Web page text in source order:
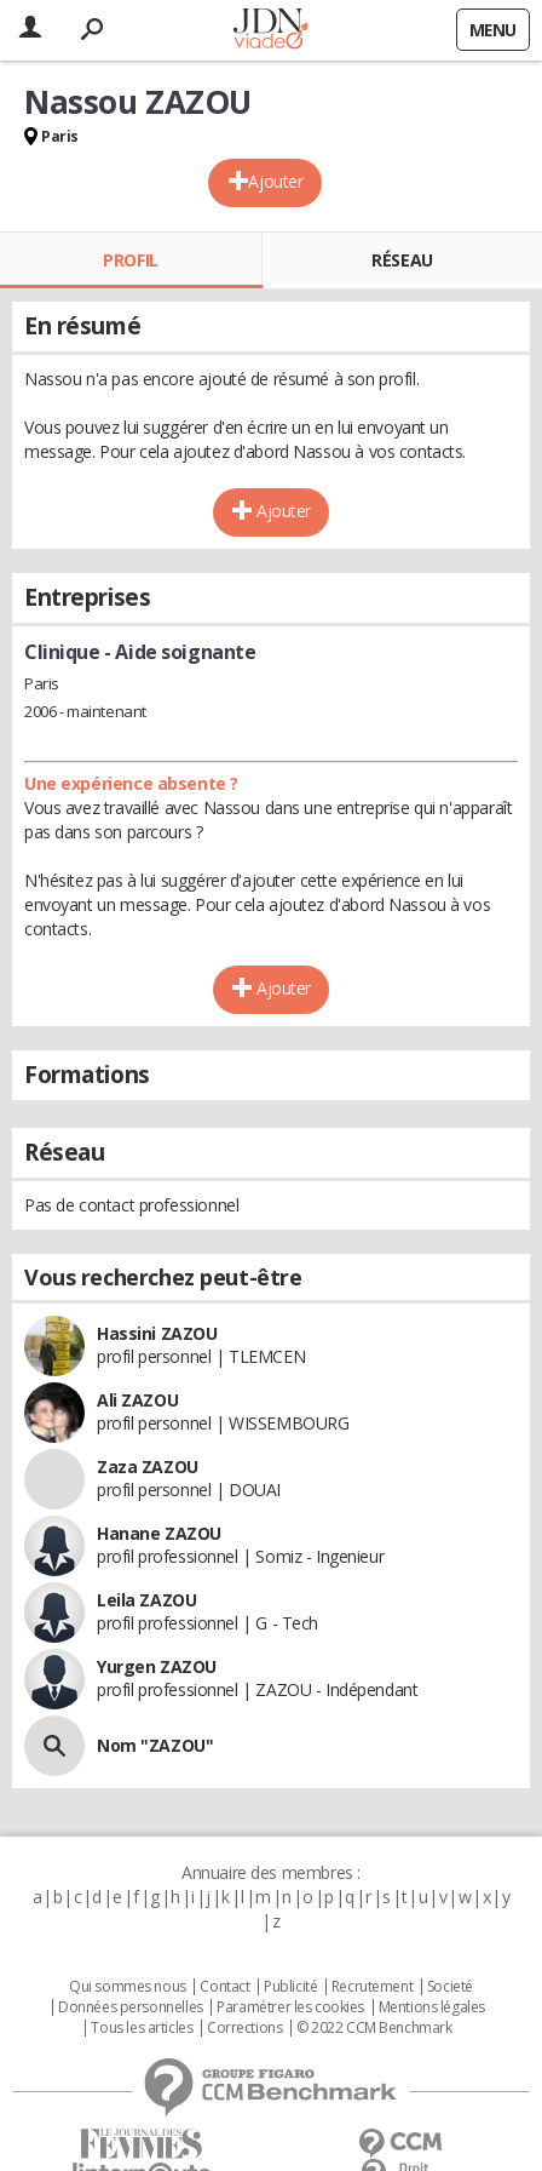
MENU
Ajouter
Nassou ZAZOU
Paris
PROFIL RÉSEAU
En résumé
Nassou n'a pas encore ajouté de résumé à son profil.
Vous pouvez lui suggérer d'en écrire un en lui envoyant un
message. Pour cela ajoutez d'abord Nassou à vos contacts.
Ajouter
Entreprises
Clinique - Aide soignante
Paris
2006 - maintenant
Une expérience absente ?
Vous avez travaillé avec Nassou dans une entreprise qui n'apparaît
pas dans son parcours ?
N'hésitez pas à lui suggérer d'ajouter cette expérience en lui
envoyant un message. Pour cela ajoutez d'abord Nassou à vos
contacts.
Ajouter
Formations
Réseau
Pas de contact professionnel
Vous recherchez peut-être
Hassini ZAZOU
profil personnel | TLEMCEN
Ali ZAZOU
profil personnel | WISSEMBOURG
Zaza ZAZOU
profil personnel | DOUAI
Hanane ZAZOU
profil professionnel | Somiz - Ingenieur
Leila ZAZOU
profil professionnel | G - Tech
Yurgen ZAZOU
profil professionnel | ZAZOU - Indépendant
Nom "ZAZOU"
Annuaire des membres :
a b c d e f g h i j k l m n o p q r s t u v w x y
z
Qui sommes nous Contact Publicité Recrutement
Societé
Données personnelles
Paramétrer les cookies
Mentions légales
Tous les articles
Corrections © 2022 CCM Benchmark